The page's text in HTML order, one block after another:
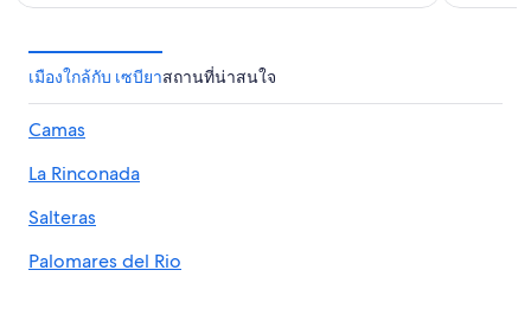
เมืองใกล้กับ เซบียาสถานที่น่าสนใจ
Camas
La Rinconada
Salteras
Palomares del Rio